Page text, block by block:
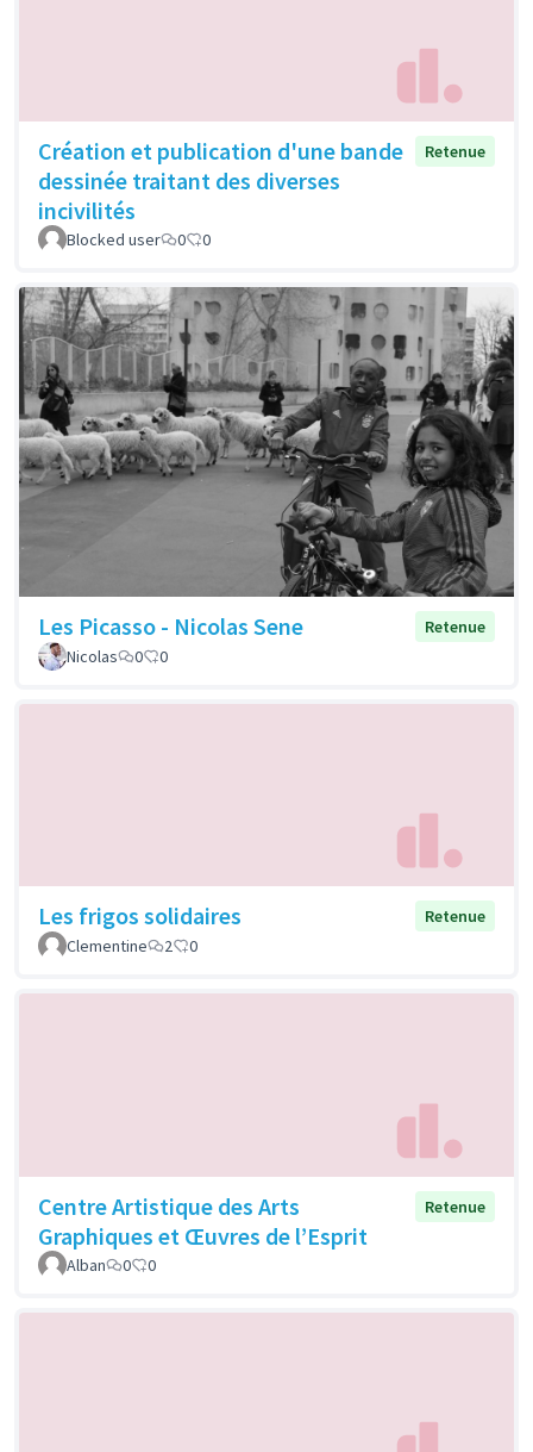
Création et publication d'une bande
dessinée traitant des diverses
incivilités
Retenue
Blocked user 0 0
Les Picasso - Nicolas Sene
Retenue
Nicolas
0 0
Les frigos solidaires
Retenue
Clementine
2 0
Centre Artistique des Arts
Graphiques et Œuvres de l’Esprit
Retenue
Alban 0 0